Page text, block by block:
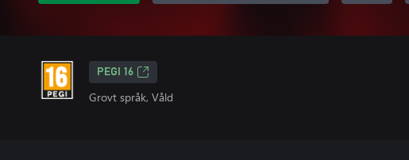
PEGI 16
Grovt språk, Våld